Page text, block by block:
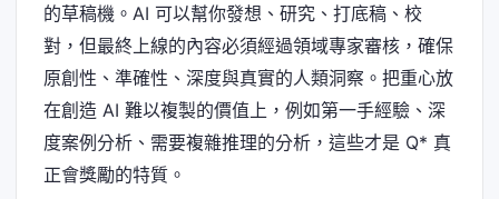
的草稿機。AI 可以幫你發想、研究、打底稿、校
對，但最終上線的內容必須經過領域專家審核，確保
原創性、準確性、深度與真實的人類洞察。把重心放
在創造 AI 難以複製的價值上，例如第一手經驗、深
度案例分析、需要複雜推理的分析，這些才是 Q* 真
正會獎勵的特質。